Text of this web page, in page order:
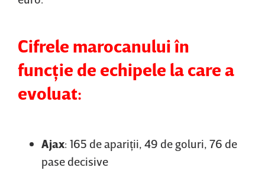
Cifrele marocanului în
funcţie de echipele la care a
evoluat:
Ajax: 165 de apariţii, 49 de goluri, 76 de
pase decisive